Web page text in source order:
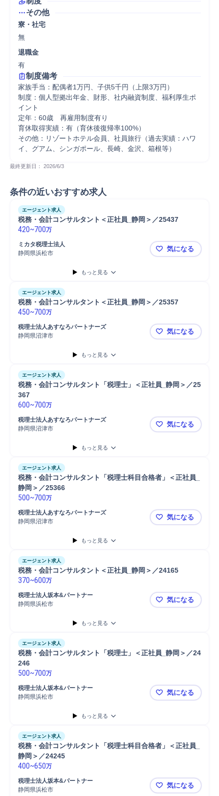
その他
寮・社宅
無
退職金
有
制度備考
家族手当：配偶者1万円、子供5千円（上限3万円）
制度：個人型拠出年金、財形、社内融資制度、福利厚生ポ
イント
定年：60歳　再雇用制度有り
育休取得実績：有（育休後復帰率100%）
その他：リゾートホテル会員、社員旅行（過去実績：ハワ
イ、グアム、シンガポール、長崎、金沢、箱根等）
最終更新日： 2026/6/3
条件の近いおすすめ求人
エージェント求人
税務・会計コンサルタント＜正社員_静岡＞／25437
420~700万
ミカタ税理士法人
静岡県浜松市
税務・会計
気になる
もっと見る
エージェント求人
税務・会計コンサルタント＜正社員_静岡＞／25357
450~700万
税理士法人あすなろパートナーズ
静岡県沼津市
税務・会計
気になる
もっと見る
エージェント求人
税務・会計コンサルタント「税理士」＜正社員_静岡＞／25
367
600~700万
税理士法人あすなろパートナーズ
静岡県沼津市
税務・会計
気になる
もっと見る
エージェント求人
税務・会計コンサルタント「税理士科目合格者」＜正社員_
静岡＞／25366
500~700万
税理士法人あすなろパートナーズ
静岡県沼津市
税務・会計
気になる
もっと見る
エージェント求人
税務・会計コンサルタント＜正社員_静岡＞／24165
370~600万
税理士法人坂本&パートナー
静岡県浜松市
税務・会計
気になる
もっと見る
エージェント求人
税務・会計コンサルタント「税理士」＜正社員_静岡＞／24
246
500~700万
税理士法人坂本&パートナー
静岡県浜松市
税務・会計
気になる
もっと見る
エージェント求人
税務・会計コンサルタント「税理士科目合格者」＜正社員_
静岡＞／24245
400~650万
税理士法人坂本&パートナー
静岡県浜松市
税務・会計
気になる